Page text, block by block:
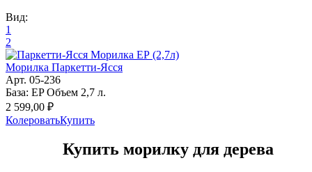
Вид:
1
2
Морилка Паркетти-Ясся
Арт. 05-236
База: EP Объем 2,7 л.
2 599,00 ₽
КолероватьКупить
Купить морилку для дерева